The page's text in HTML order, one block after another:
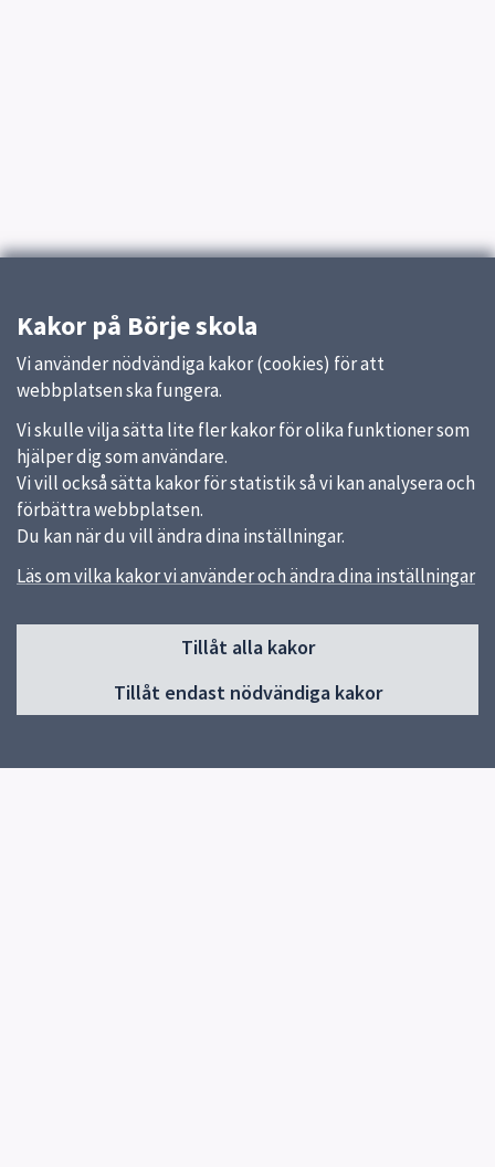
Kakor på Börje skola
Vi använder nödvändiga kakor (cookies) för att
webbplatsen ska fungera.
Vi skulle vilja sätta lite fler kakor för olika funktioner som
hjälper dig som användare.
Vi vill också sätta kakor för statistik så vi kan analysera och
förbättra webbplatsen.
Du kan när du vill ändra dina inställningar.
Läs om vilka kakor vi använder och ändra dina inställningar
Tillåt alla kakor
Tillåt endast nödvändiga kakor